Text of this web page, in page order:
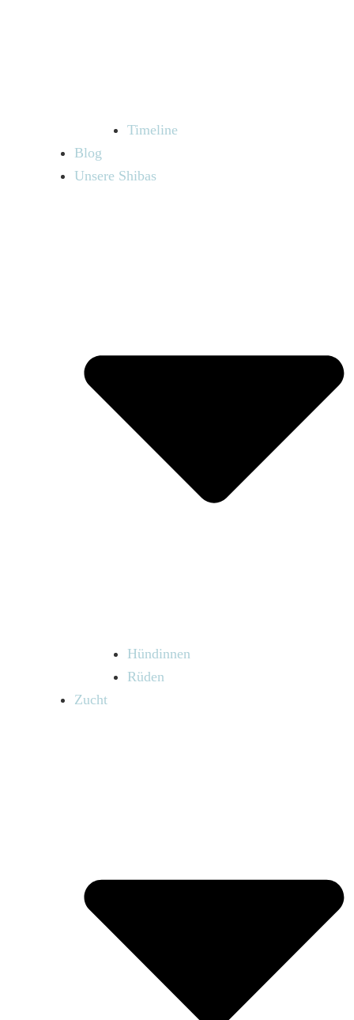
Timeline
Blog
Unsere Shibas
Hündinnen
Rüden
Zucht